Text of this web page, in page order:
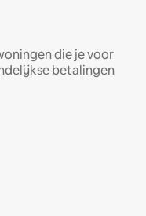
die je voor
betalingen